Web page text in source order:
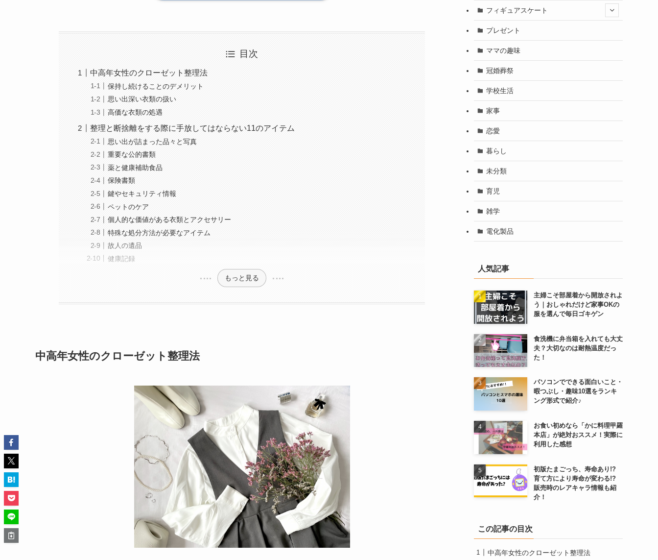
目次
中高年女性のクローゼット整理法
保持し続けることのデメリット
思い出深い衣類の扱い
高価な衣類の処遇
整理と断捨離をする際に手放してはならない11のアイテム
思い出が詰まった品々と写真
重要な公的書類
薬と健康補助食品
保険書類
鍵やセキュリティ情報
ペットのケア
個人的な価値がある衣類とアクセサリー
特殊な処分方法が必要なアイテム
故人の遺品
健康記録
もっと見る
中高年女性のクローゼット整理法
フィギュアスケート
プレゼント
ママの趣味
冠婚葬祭
学校生活
家事
恋愛
暮らし
未分類
育児
雑学
電化製品
人気記事
主婦こそ部屋着から開放されよ
う｜おしゃれだけど家事OKの
服を選んで毎日ゴキゲン
食洗機に弁当箱を入れても大丈
夫？大切なのは耐熱温度だっ
た！
パソコンでできる面白いこと・
暇つぶし・趣味10選をランキ
ング形式で紹介♪
お食い初めなら「かに料理甲羅
本店」が絶対おススメ！実際に
利用した感想
初版たまごっち、寿命あり!?
育て方により寿命が変わる!?
販売時のレアキャラ情報も紹
介！
この記事の目次
中高年女性のクローゼット整理法